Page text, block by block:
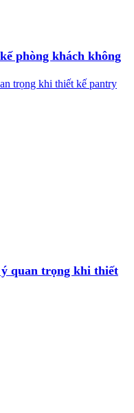
phòng khách không
quan trọng khi thiết